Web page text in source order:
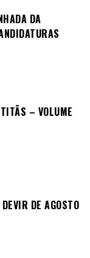
DA
– VOLUME
DE AGOSTO